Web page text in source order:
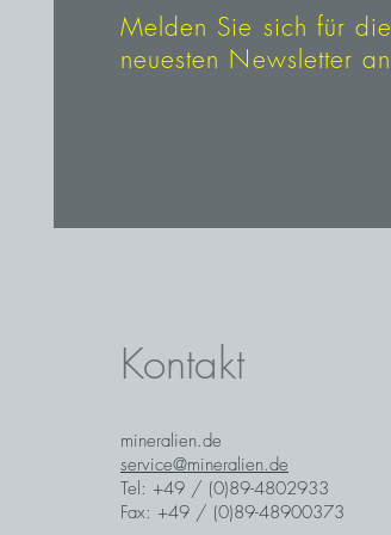
Melden Sie sich für die
neuesten Newsletter an
Kontakt
mineralien.de
service@mineralien.de
Tel: +49 / (0)89-4802933
Fax: +49 / (0)89-48900373